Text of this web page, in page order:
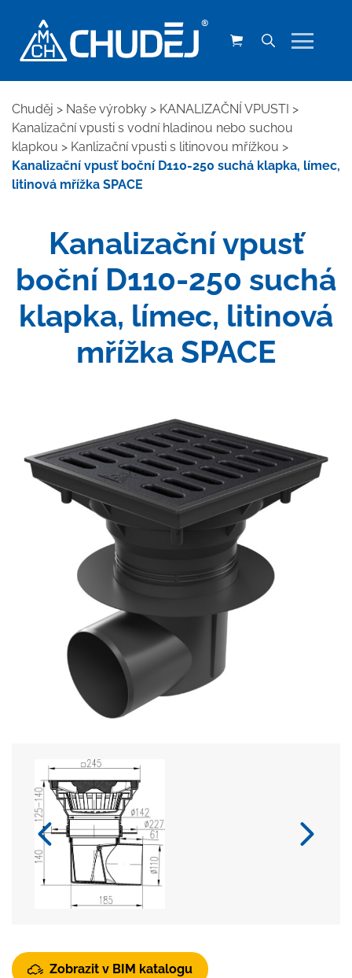
Chuděj > Naše výrobky > KANALIZAČNÍ VPUSTI >
Kanalizační vpusti s vodní hladinou nebo suchou
klapkou > Kanlizační vpusti s litinovou mřížkou >
Kanalizační vpusť boční D110-250 suchá klapka, límec,
litinová mřížka SPACE
Kanalizační vpusť
boční D110-250 suchá
klapka, límec, litinová
mřížka SPACE
Zobrazit v BIM katalogu